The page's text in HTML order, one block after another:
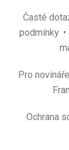
Časté
podmínky
Pro novináře
Ochrana